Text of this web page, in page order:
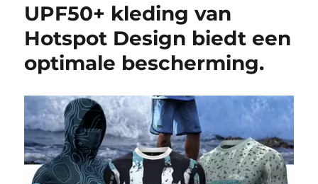
UPF50+ kleding van
Hotspot Design biedt een
optimale bescherming.